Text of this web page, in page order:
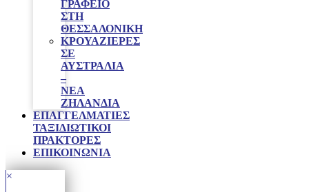
ΓΡΑΦΕΊΟ
ΣΤΗ
ΘΕΣΣΑΛΟΝΊΚΗ
ΚΡΟΥΑΖΙΕΡΕΣ
ΣΕ
ΑΥΣΤΡΑΛΙΑ
–
ΝΕΑ
ΖΗΛΑΝΔΙΑ
ΕΠΑΓΓΕΛΜΑΤΊΕΣ
ΤΑΞΙΔΙΩΤΙΚΟΊ
ΠΡΆΚΤΟΡΕΣ
ΕΠΙΚΟΙΝΩΝΙΑ
×